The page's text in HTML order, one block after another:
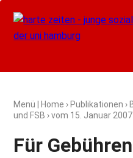
Menü Home › Publikationen ›
und FSB › vom 15. Januar 2007
Für